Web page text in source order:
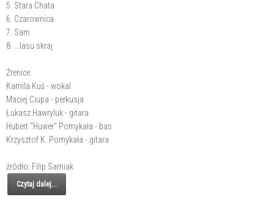
5. Stara Chata
6. Czarownica
7. Sam
8. ...lasu skraj
Źrenice:
Kamila Kuś - wokal
Maciej Ciupa - perkusja
Łukasz Hawryluk - gitara
Hubert "Huwer" Pomykała - bas
Krzysztof K. Pomykała - gitara
źródło: Filip Sarniak
Czytaj dalej...